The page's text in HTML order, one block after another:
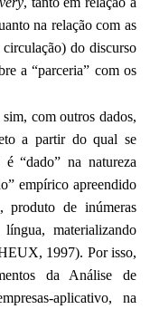
na relação com as
do discurso
a “parceria” com os
com outros dados,
a partir do qual se
“dado” na natureza
empírico apreendido
produto de inúmeras
materializando
1997). Por isso,
da Análise de
aplicativo, na